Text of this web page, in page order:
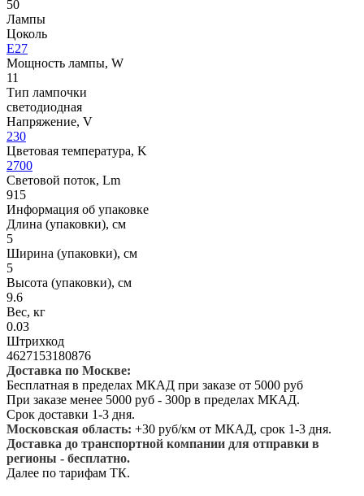
50
Лампы
Цоколь
E27
Мощность лампы, W
11
Тип лампочки
светодиодная
Напряжение, V
230
Цветовая температура, K
2700
Световой поток, Lm
915
Информация об упаковке
Длина (упаковки), см
5
Ширина (упаковки), см
5
Высота (упаковки), см
9.6
Вес, кг
0.03
Штрихкод
4627153180876
Доставка по Москве:
Бесплатная в пределах МКАД при заказе от 5000 руб
При заказе менее 5000 руб - 300р в пределах МКАД.
Срок доставки 1-3 дня.
Московская область: +30 руб/км от МКАД, срок 1-3 дня.
Доставка до транспортной компании для отправки в
регионы - бесплатно.
Далее по тарифам ТК.